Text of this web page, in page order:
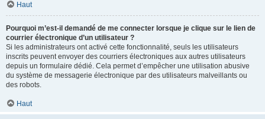
Haut
Pourquoi m’est-il demandé de me connecter lorsque je clique sur le lien de
courrier électronique d’un utilisateur ?
Si les administrateurs ont activé cette fonctionnalité, seuls les utilisateurs
inscrits peuvent envoyer des courriers électroniques aux autres utilisateurs
depuis un formulaire dédié. Cela permet d’empêcher une utilisation abusive
du système de messagerie électronique par des utilisateurs malveillants ou
des robots.
Haut